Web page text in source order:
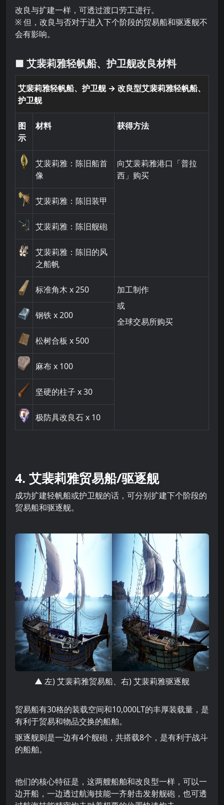
改良与扩建一样，可透过渡口劳工进行。
※ 但，改良与否对于进入下个阶段的贸易船和驱逐舰不
会有影响。
■ 艾裴莉雅轻帆船、护卫舰改良材料
艾裴莉雅轻帆船、护卫舰→ 改良型艾裴莉雅轻帆船、
护卫舰
图
示
材料 获得方法
艾裴莉雅：陈旧船首
像
向艾裴莉雅港口「普拉
西」购买
艾裴莉雅：陈旧装甲
艾裴莉雅：陈旧舰砲
艾裴莉雅：陈旧的风
之船帆
标准角木 x 250
加工制作
或
全球交易所购买
钢铁x 200
松树合板 x 500
麻布x 100
坚硬的柱子 x 30
极防具改良石x 10
4. 艾裴莉雅贸易船/驱逐舰
成功扩建轻帆船或护卫舰的话，可分别扩建下个阶段的
贸易船和驱逐舰。
▲ 左) 艾裴莉雅贸易船、右) 艾裴莉雅驱逐舰
贸易船有30格的装载空间和10,000LT的丰厚装载量，是
有利于贸易和物品交换的船舶。
驱逐舰则是一边有4个舰砲，共搭载8个，是有利于战斗
的船舶。
他们的核心特征是，这两艘船舶和改良型一样，可以一
边开船，一边透过航海技能一齐射击发射舰砲，也可透